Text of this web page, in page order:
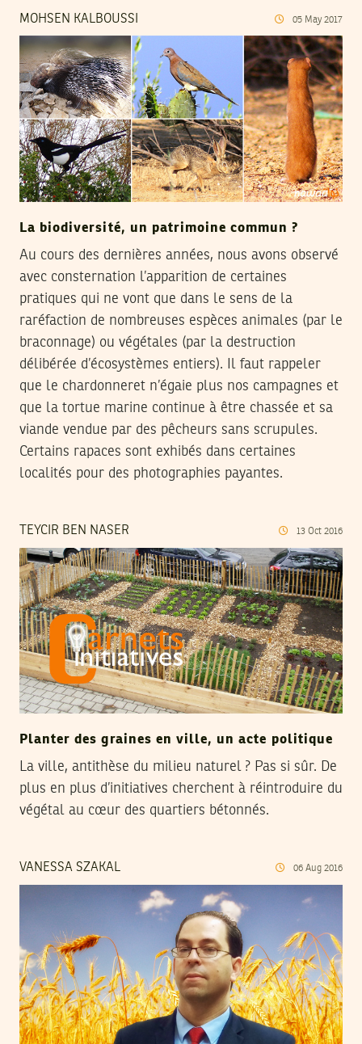
MOHSEN KALBOUSSI 05 May 2017
La biodiversité, un patrimoine commun ?
Au cours des dernières années, nous avons observé
avec consternation l’apparition de certaines
pratiques qui ne vont que dans le sens de la
raréfaction de nombreuses espèces animales (par le
braconnage) ou végétales (par la destruction
délibérée d’écosystèmes entiers). Il faut rappeler
que le chardonneret n’égaie plus nos campagnes et
que la tortue marine continue à être chassée et sa
viande vendue par des pêcheurs sans scrupules.
Certains rapaces sont exhibés dans certaines
localités pour des photographies payantes.
TEYCIR BEN NASER 13 Oct 2016
Planter des graines en ville, un acte politique
La ville, antithèse du milieu naturel ? Pas si sûr. De
plus en plus d’initiatives cherchent à réintroduire du
végétal au cœur des quartiers bétonnés.
VANESSA SZAKAL 06 Aug 2016